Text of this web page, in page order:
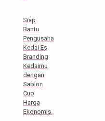
Siap
Bantu
Pengusaha
Kedai Es
Branding
Kedaimu
dengan
Sablon
Cup
Harga
Ekonomis.